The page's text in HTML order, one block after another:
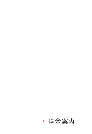
料金案内